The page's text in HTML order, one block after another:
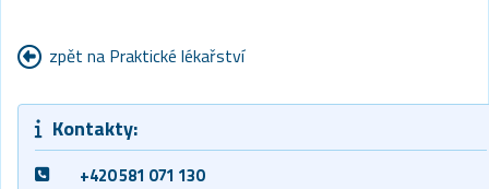
zpět na Praktické lékařství
Kontakty:
+420 581 071 130